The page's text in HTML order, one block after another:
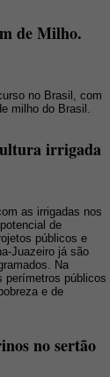
de Milho.
no Brasil, com
milho do Brasil.
irrigada
as irrigadas nos
de
públicos e
Juazeiro já são
Na
perímetros públicos
e de
no sertão